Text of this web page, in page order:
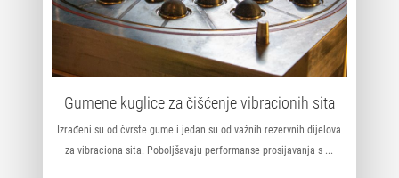
Gumene kuglice za čišćenje vibracionih sita
Izrađeni su od čvrste gume i jedan su od važnih rezervnih dijelova
za vibraciona sita. Poboljšavaju performanse prosijavanja s ...